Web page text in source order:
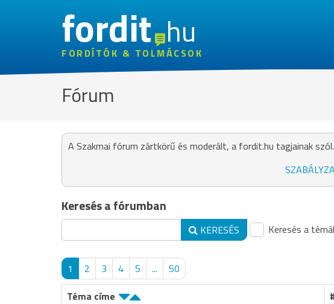
fordithu
FORDÍTÓK & TOLMÁCSOK
Fórum
A Szakmai fórum zártkörű és moderált, a fordit.hu tagjainak
Keresés a fórumban
KERESÉS Keresés a
1 2 3 4 5 ... 50
Téma címe